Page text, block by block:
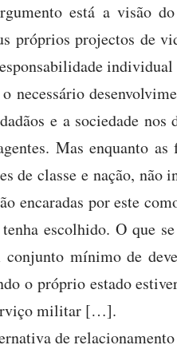
está a visão
próprios projectos de
necessário
e a sociedade
Mas enquanto
de classe e nação,
encaradas por este
escolhido. O que
mínimo de
o próprio estado
militar […].
de